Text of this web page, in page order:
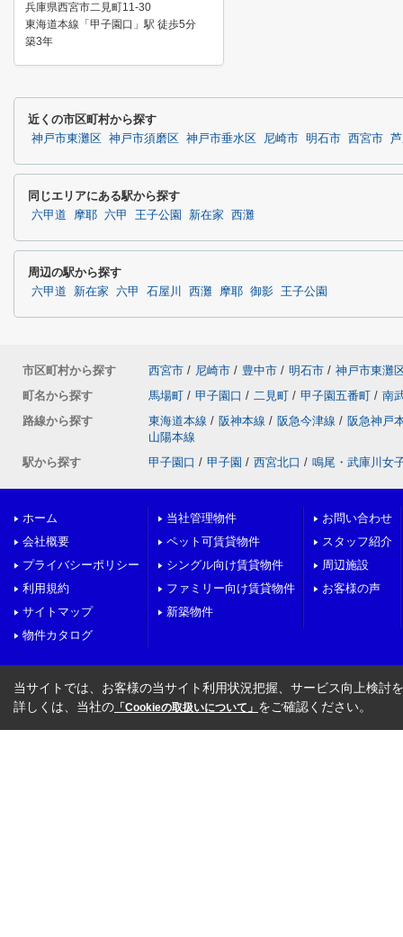
兵庫県西宮市二見町11-30
東海道本線「甲子園口」駅 徒歩5分
築3年
近くの市区町村から探す
神戸市東灘区 神戸市須磨区 神戸市垂水区 尼崎市 明石市 西宮市
同じエリアにある駅から探す
六甲道 摩耶 六甲 王子公園 新在家 西灘
周辺の駅から探す
六甲道 新在家 六甲 石屋川 西灘 摩耶 御影 王子公園
市区町村から探す 西宮市 / 尼崎市 / 豊中市 / 明石市 / 神戸市東灘
町名から探す
馬場町 / 甲子園口 / 二見町 / 甲子園五番町 / 南
路線から探す
東海道本線 / 阪神本線 / 阪急今津線 / 阪急神戸
山陽本線
駅から探す
甲子園口 / 甲子園 / 西宮北口 / 鳴尾・武庫川女
ホーム
会社概要
プライバシーポリシー
利用規約
サイトマップ
物件カタログ
当社管理物件
ペット可賃貸物件
シングル向け賃貸物件
ファミリー向け賃貸物件
新築物件
お問い合わせ
スタッフ紹介
周辺施設
お客様の声
当サイトでは、お客様の当サイト利用状況把握、サービス向上検討
詳しくは、当社の 「Cookieの取扱いについて」 をご確認ください。